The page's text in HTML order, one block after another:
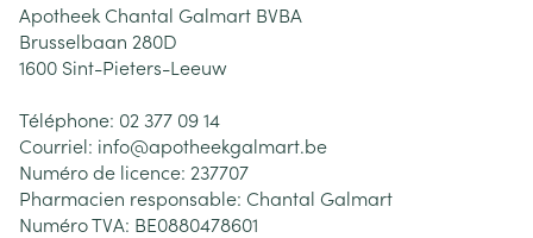
Apotheek Chantal Galmart BVBA
Brusselbaan 280D
1600 Sint-Pieters-Leeuw
Téléphone: 02 377 09 14
Courriel: info@apotheekgalmart.be
Numéro de licence: 237707
Pharmacien responsable: Chantal Galmart
Numéro TVA: BE0880478601